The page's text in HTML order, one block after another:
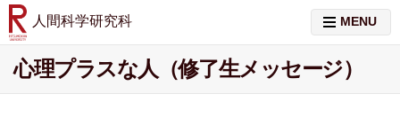
人間科学研究科 MENU
心理プラスな人（修了生メッセージ）